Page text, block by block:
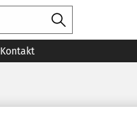
Kontakt